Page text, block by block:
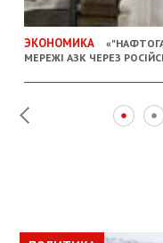
ЭКОНОМИКА
МЕРЕЖІ АЗК ЧЕРЕЗ